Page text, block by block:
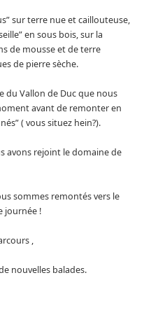
sur terre nue et caillouteuse,
en sous bois, sur la
de mousse et de terre
de pierre sèche.
du Vallon de Duc que nous
avant de remonter en
( vous situez hein?).
avons rejoint le domaine de
sommes remontés vers le
journée !
,
nouvelles balades.